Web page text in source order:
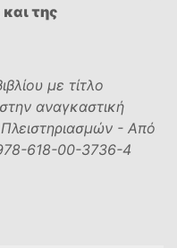
της
με τίτλο
αναγκαστική
- Από
618-00-3736-4